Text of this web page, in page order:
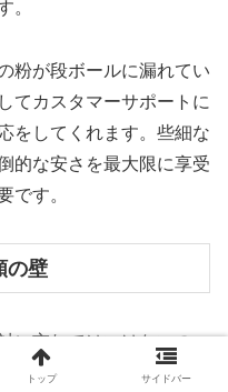
。
粉が段ボールに漏れてい
てカスタマーサポートに
をしてくれます。些細な
的な安さを最大限に享受
です。
の壁
に忘れてはいけないの
ンを超えると関税や消費
トップ サイドバー